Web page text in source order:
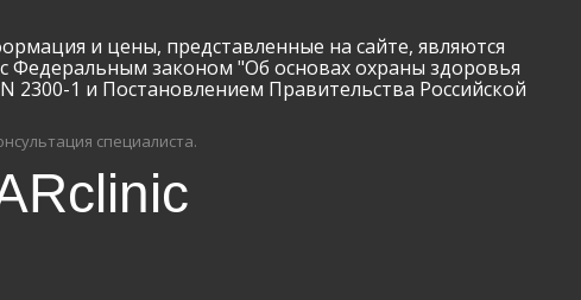
и цены, представленные на сайте, являются
Федеральным законом "Об основах охраны здоровья
1 и Постановлением Правительства Российской
специалиста.